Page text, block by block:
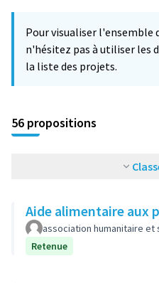
−
Pour visualiser l'ensemble
n'hésitez pas à utiliser les
la liste des projets.
56 propositions
Aide alimentaire aux
association humanitaire et
Retenue